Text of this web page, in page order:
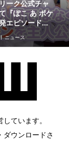
姿のソフビ貯
ケモンコインバ
、ゲンガーな...
グッズ情報
ています。
ダウンロードさ